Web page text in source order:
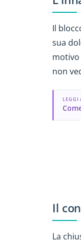
Il
sua
motivo
non
LEGGI
Il
La